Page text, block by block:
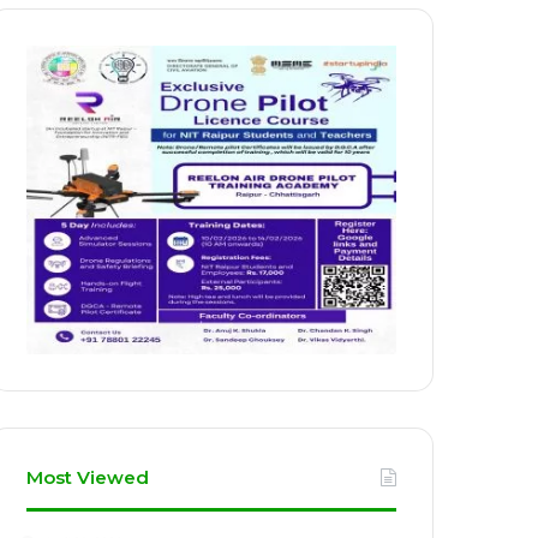
Most Viewed